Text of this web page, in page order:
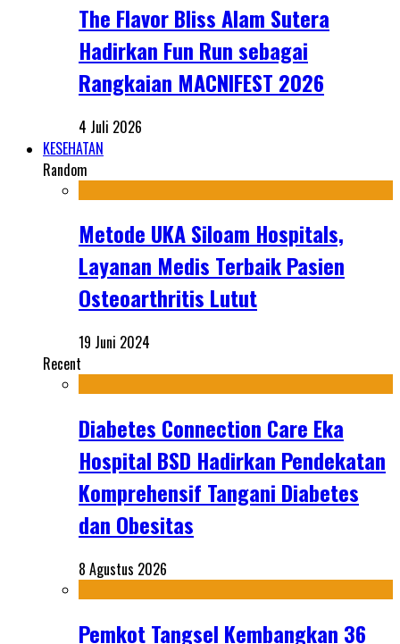
The Flavor Bliss Alam Sutera
Hadirkan Fun Run sebagai
Rangkaian MACNIFEST 2026
4 Juli 2026
KESEHATAN
Random
Metode UKA Siloam Hospitals,
Layanan Medis Terbaik Pasien
Osteoarthritis Lutut
19 Juni 2024
Recent
Diabetes Connection Care Eka
Hospital BSD Hadirkan Pendekatan
Komprehensif Tangani Diabetes
dan Obesitas
8 Agustus 2026
Pemkot Tangsel Kembangkan 36